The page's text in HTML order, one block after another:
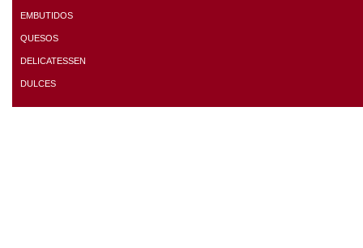
EMBUTIDOS
QUESOS
DELICATESSEN
DULCES